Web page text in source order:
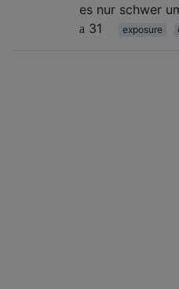
es nur schwer
31
exposure